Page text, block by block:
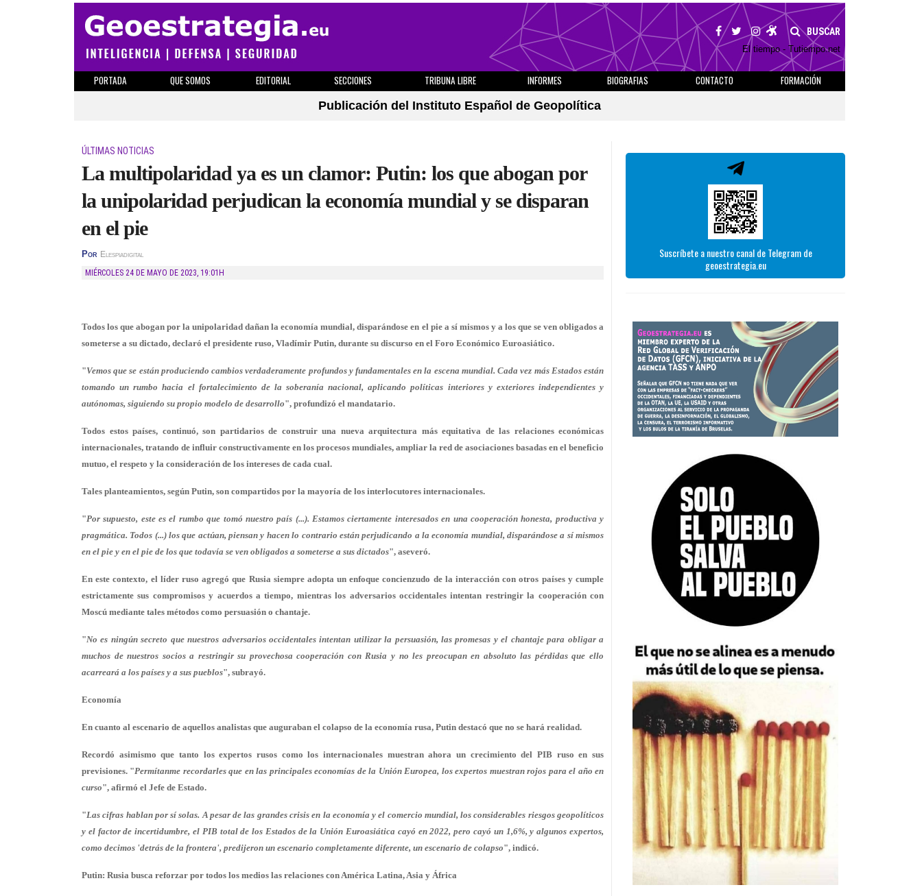
BUSCAR
El tiempo - Tutiempo.net
PORTADA QUE SOMOS EDITORIAL SECCIONES TRIBUNA LIBRE INFORMES BIOGRAFIAS CONTACTO
FORMACIÓN
Publicación del Instituto Español de Geopolítica
ÚLTIMAS NOTICIAS
La multipolaridad ya es un clamor: Putin: los que abogan por
la unipolaridad perjudican la economía mundial y se disparan
en el pie
Por Elespiadigital
MIÉRCOLES 24 DE MAYO DE 2023, 19:01H
Todos los que abogan por la unipolaridad dañan la economía mundial, disparándose en el pie a sí mismos y a los que se ven obligados a
someterse a su dictado, declaró el presidente ruso, Vladímir Putin, durante su discurso en el Foro Económico Euroasiático.
"Vemos que se están produciendo cambios verdaderamente profundos y fundamentales en la escena mundial. Cada vez más Estados están
tomando un rumbo hacia el fortalecimiento de la soberanía nacional, aplicando políticas interiores y exteriores independientes y
autónomas, siguiendo su propio modelo de desarrollo", profundizó el mandatario.
Todos estos países, continuó, son partidarios de construir una nueva arquitectura más equitativa de las relaciones económicas
internacionales, tratando de influir constructivamente en los procesos mundiales, ampliar la red de asociaciones basadas en el beneficio
mutuo, el respeto y la consideración de los intereses de cada cual.
Tales planteamientos, según Putin, son compartidos por la mayoría de los interlocutores internacionales.
"Por supuesto, este es el rumbo que tomó nuestro país (...). Estamos ciertamente interesados en una cooperación honesta, productiva y
pragmática. Todos (...) los que actúan, piensan y hacen lo contrario están perjudicando a la economía mundial, disparándose a sí mismos
en el pie y en el pie de los que todavía se ven obligados a someterse a sus dictados", aseveró.
En este contexto, el líder ruso agregó que Rusia siempre adopta un enfoque concienzudo de la interacción con otros países y cumple
estrictamente sus compromisos y acuerdos a tiempo, mientras los adversarios occidentales intentan restringir la cooperación con
Moscú mediante tales métodos como persuasión o chantaje.
"No es ningún secreto que nuestros adversarios occidentales intentan utilizar la persuasión, las promesas y el chantaje para obligar a
muchos de nuestros socios a restringir su provechosa cooperación con Rusia y no les preocupan en absoluto las pérdidas que ello
acarreará a los países y a sus pueblos", subrayó.
Economía
En cuanto al escenario de aquellos analistas que auguraban el colapso de la economía rusa, Putin destacó que no se hará realidad.
Recordó asimismo que tanto los expertos rusos como los internacionales muestran ahora un crecimiento del PIB ruso en sus
previsiones. "Permítanme recordarles que en las principales economías de la Unión Europea, los expertos muestran rojos para el año en
curso", afirmó el Jefe de Estado.
"Las cifras hablan por sí solas. A pesar de las grandes crisis en la economía y el comercio mundial, los considerables riesgos geopolíticos
y el factor de incertidumbre, el PIB total de los Estados de la Unión Euroasiática cayó en 2022, pero cayó un 1,6%, y algunos expertos,
como decimos 'detrás de la frontera', predijeron un escenario completamente diferente, un escenario de colapso", indicó.
Putin: Rusia busca reforzar por todos los medios las relaciones con América Latina, Asia y África
Suscríbete a nuestro canal de Telegram de
geoestrategia.eu